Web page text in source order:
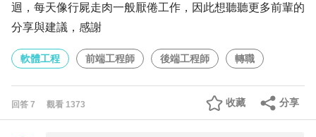
迴，每天像行屍走肉一般厭倦工作，因此想聽聽更多前輩的
分享與建議，感謝
軟體工程 前端工程師 後端工程師 轉職
回答 7 觀看 1373 分享
收藏